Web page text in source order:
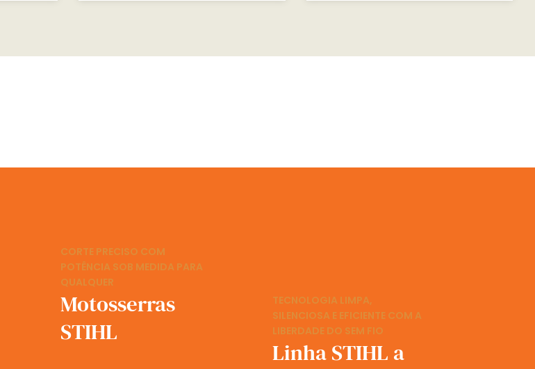
CORTE PRECISO COM
POTÊNCIA SOB MEDIDA PARA
QUALQUER
Motosserras
STIHL
TECNOLOGIA LIMPA,
SILENCIOSA E EFICIENTE COM A
LIBERDADE DO SEM FIO
Linha STIHL a